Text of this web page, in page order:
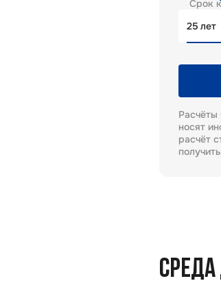
Срок
лет
носят
расчёт